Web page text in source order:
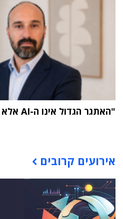
"האתגר הגדול אינו ה-AI אלא הטמעתה בארגון"
אירועים קרובים